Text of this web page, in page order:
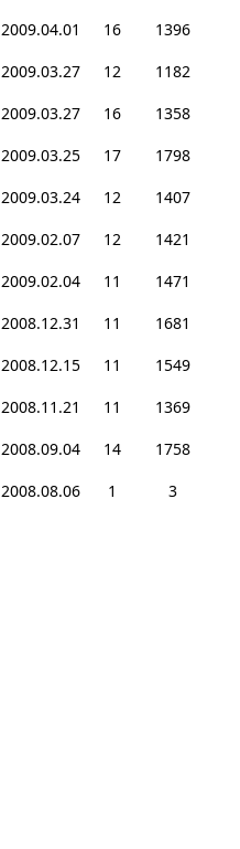
2009.04.01 16
1396
2009.03.27 12
1182
2009.03.27 16
1358
2009.03.25 17
1798
2009.03.24 12
1407
2009.02.07 12
1421
2009.02.04 11
1471
2008.12.31 11
1681
2008.12.15 11
1549
2008.11.21 11
1369
2008.09.04 14
1758
2008.08.06 1 3